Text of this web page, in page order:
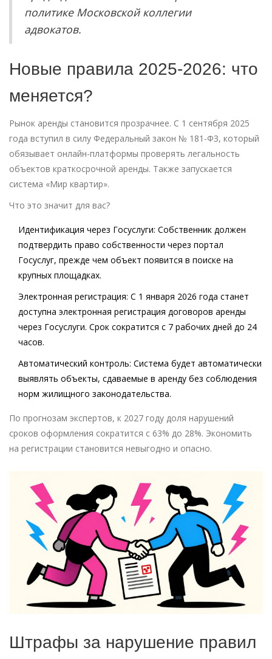
политике Московской коллегии
адвокатов.
Новые правила 2025-2026: что
меняется?
Рынок аренды становится прозрачнее. С 1 сентября 2025
года вступил в силу Федеральный закон № 181-ФЗ, который
обязывает онлайн-платформы проверять легальность
объектов краткосрочной аренды. Также запускается
система «Мир квартир».
Что это значит для вас?
Идентификация через Госуслуги: Собственник должен
подтвердить право собственности через портал
Госуслуг, прежде чем объект появится в поиске на
крупных площадках.
Электронная регистрация: С 1 января 2026 года станет
доступна электронная регистрация договоров аренды
через Госуслуги. Срок сократится с 7 рабочих дней до 24
часов.
Автоматический контроль: Система будет автоматически
выявлять объекты, сдаваемые в аренду без соблюдения
норм жилищного законодательства.
По прогнозам экспертов, к 2027 году доля нарушений
сроков оформления сократится с 63% до 28%. Экономить
на регистрации становится невыгодно и опасно.
Штрафы за нарушение правил